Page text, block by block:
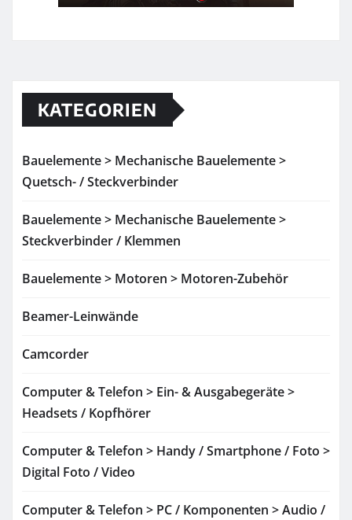
KATEGORIEN
Bauelemente > Mechanische Bauelemente >
Quetsch- / Steckverbinder
Bauelemente > Mechanische Bauelemente >
Steckverbinder / Klemmen
Bauelemente > Motoren > Motoren-Zubehör
Beamer-Leinwände
Camcorder
Computer & Telefon > Ein- & Ausgabegeräte >
Headsets / Kopfhörer
Computer & Telefon > Handy / Smartphone / Foto >
Digital Foto / Video
Computer & Telefon > PC / Komponenten > Audio /